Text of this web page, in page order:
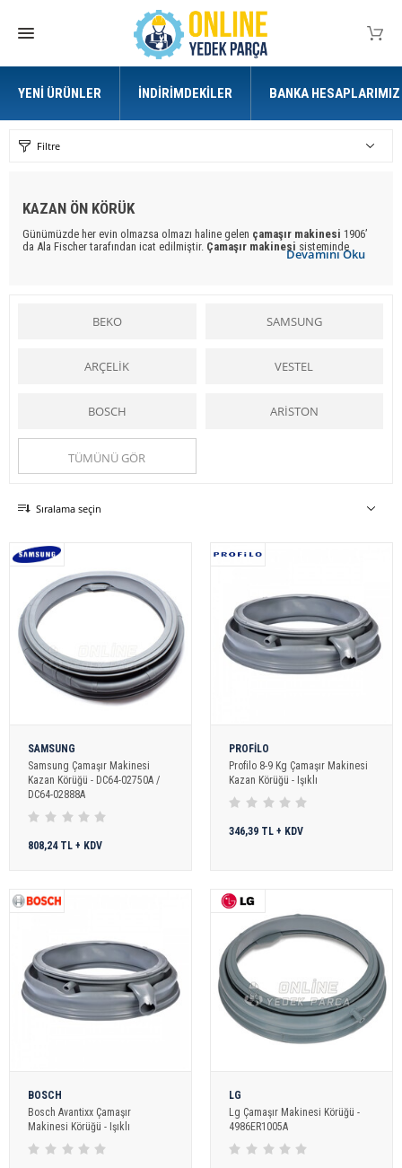
YENI ÜRÜNLER İNDIRIMDEKILER BANKA HESAPLARIMIZ
Filtre
Devamını Oku
KAZAN ÖN KÖRÜK
Günümüzde her evin olmazsa olmazı haline gelen çamaşır makinesi 1906’
da Ala Fischer tarafından icat edilmiştir. Çamaşır makinesi sisteminde
tambur, elektrik motoru yardımıyla döndürülmektedir ve hareket sırasında
günümüzdeki halini aldı. Geçmiş zamanlarda ev hanımları evlerde su
hanımlarına kolaylık sağlanmaktadır.
sağlamaktadır.
imkanıyla çamaşır makinesine ait tüm
sunmaktadır.
Kazan Ön Körük kategorileri ile
parçalara kolaylıkla ulaşabilirsiniz.
Körükyedek parçalar
Online Yedek Parça
BEKO SAMSUNG
ARÇELİK VESTEL
BOSCH ARİSTON
TÜMÜNÜ GÖR
Sıralama seçin
SAMSUNG
Samsung Çamaşır Makinesi
Kazan Körüğü - DC64-02750A /
DC64-02888A
808,24 TL + KDV
PROFİLO
Profilo 8-9 Kg Çamaşır Makinesi
Kazan Körüğü - Işıklı
346,39 TL + KDV
BOSCH
Bosch Avantixx Çamaşır
Makinesi Körüğü - Işıklı
LG
Lg Çamaşır Makinesi Körüğü -
4986ER1005A